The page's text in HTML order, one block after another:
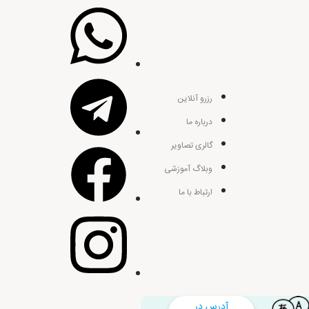
رزرو آنلاین
درباره ما
گالری تصاویر
وبلاگ آموزشی
ارتباط با ما